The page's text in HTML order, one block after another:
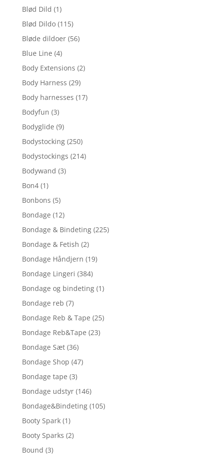
Blød Dild (1)
Blød Dildo (115)
Bløde dildoer (56)
Blue Line (4)
Body Extensions (2)
Body Harness (29)
Body harnesses (17)
Bodyfun (3)
Bodyglide (9)
Bodystocking (250)
Bodystockings (214)
Bodywand (3)
Bon4 (1)
Bonbons (5)
Bondage (12)
Bondage & Bindeting (225)
Bondage & Fetish (2)
Bondage Håndjern (19)
Bondage Lingeri (384)
Bondage og bindeting (1)
Bondage reb (7)
Bondage Reb & Tape (25)
Bondage Reb&Tape (23)
Bondage Sæt (36)
Bondage Shop (47)
Bondage tape (3)
Bondage udstyr (146)
Bondage&Bindeting (105)
Booty Spark (1)
Booty Sparks (2)
Bound (3)